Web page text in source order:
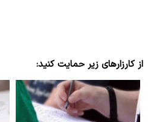
از کارزارهای زیر حمایت کنید: